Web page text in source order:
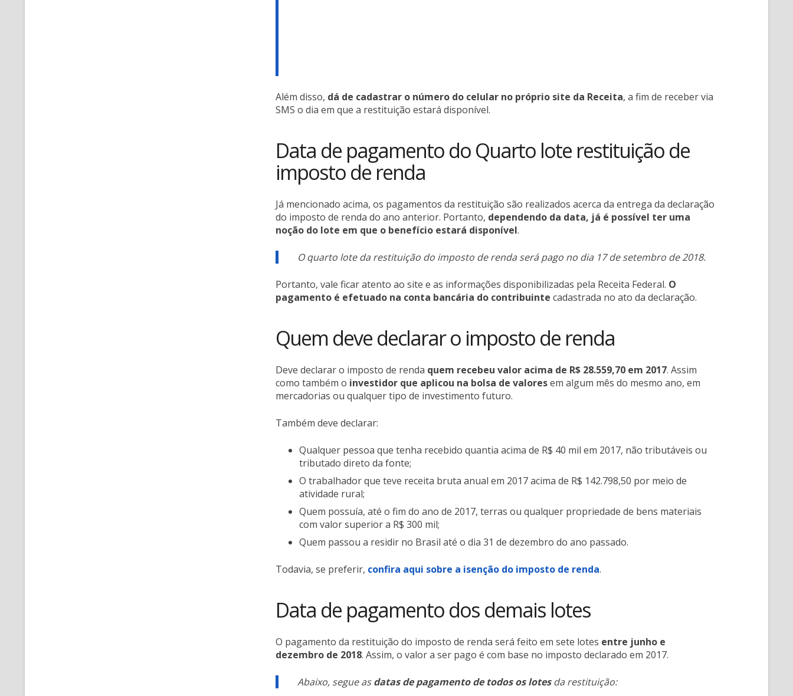
Além disso, dá de cadastrar o número do celular no próprio site da Receita, a fim de receber via
SMS o dia em que a restituição estará disponível.
Data de pagamento do Quarto lote restituição de
imposto de renda
Já mencionado acima, os pagamentos da restituição são realizados acerca da entrega da declaração
do imposto de renda do ano anterior. Portanto, dependendo da data, já é possível ter uma
noção do lote em que o benefício estará disponível.
O quarto lote da restituição do imposto de renda será pago no dia 17 de setembro de 2018.
Portanto, vale ficar atento ao site e as informações disponibilizadas pela Receita Federal. O
pagamento é efetuado na conta bancária do contribuinte cadastrada no ato da declaração.
Quem deve declarar o imposto de renda
Deve declarar o imposto de renda quem recebeu valor acima de R$ 28.559,70 em 2017. Assim
como também o investidor que aplicou na bolsa de valoresem algum mês do mesmo ano, em
mercadorias ou qualquer tipo de investimento futuro.
Também deve declarar:
Qualquer pessoa que tenha recebido quantia acima de R$ 40 mil em 2017, não tributáveis ou
tributado direto da fonte;
O trabalhador que teve receita bruta anual em 2017 acima de R$ 142.798,50 por meio de
atividade rural;
Quem possuía, até o fim do ano de 2017, terras ou qualquer propriedade de bens materiais
com valor superior a R$ 300 mil;
Quem passou a residir no Brasil até o dia 31 de dezembro do ano passado.
Todavia, se preferir, confira aqui sobre a isenção do imposto de renda.
Data de pagamento dos demais lotes
O pagamento da restituição do imposto de renda será feito em sete lotes entre junho e
dezembro de 2018. Assim, o valor a ser pago é com base no imposto declarado em 2017.
Abaixo, segue asdatas de pagamento de todos os lotesda restituição: